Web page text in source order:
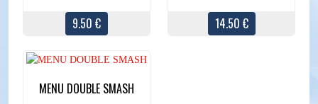
9.50 €
14.50 €
MENU DOUBLE SMASH